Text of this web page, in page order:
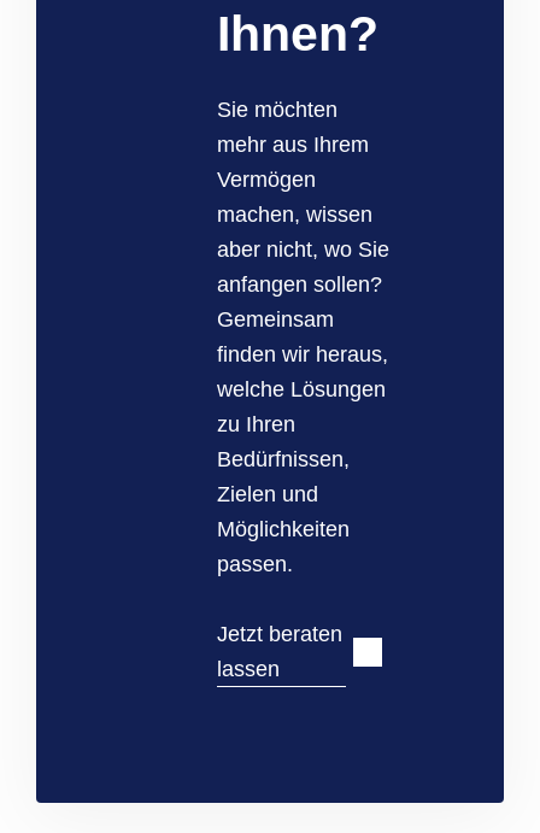
Ihnen?
Sie möchten
mehr aus Ihrem
Vermögen
machen, wissen
aber nicht, wo Sie
anfangen sollen?
Gemeinsam
finden wir heraus,
welche Lösungen
zu Ihren
Bedürfnissen,
Zielen und
Möglichkeiten
passen.
Jetzt beraten
lassen